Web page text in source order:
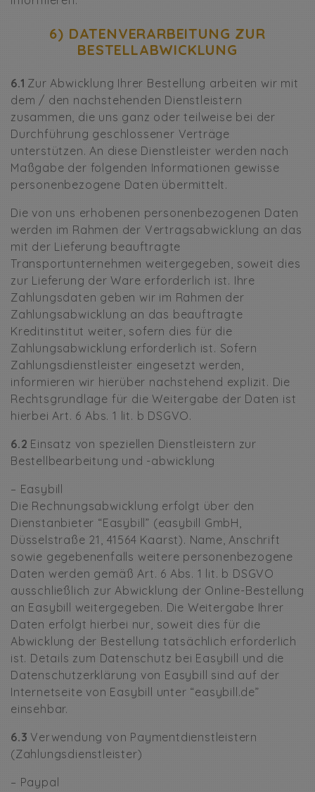
6) DATENVERARBEITUNG ZUR
BESTELLABWICKLUNG
6.1 Zur Abwicklung Ihrer Bestellung arbeiten wir mit
dem / den nachstehenden Dienstleistern
zusammen, die uns ganz oder teilweise bei der
Durchführung geschlossener Verträge
unterstützen. An diese Dienstleister werden nach
Maßgabe der folgenden Informationen gewisse
personenbezogene Daten übermittelt.
Die von uns erhobenen personenbezogenen Daten
werden im Rahmen der Vertragsabwicklung an das
mit der Lieferung beauftragte
Transportunternehmen weitergegeben, soweit dies
zur Lieferung der Ware erforderlich ist. Ihre
Zahlungsdaten geben wir im Rahmen der
Zahlungsabwicklung an das beauftragte
Kreditinstitut weiter, sofern dies für die
Zahlungsabwicklung erforderlich ist. Sofern
Zahlungsdienstleister eingesetzt werden,
informieren wir hierüber nachstehend explizit. Die
Rechtsgrundlage für die Weitergabe der Daten ist
hierbei Art. 6 Abs. 1 lit. b DSGVO.
6.2 Einsatz von speziellen Dienstleistern zur
Bestellbearbeitung und -abwicklung
– Easybill
Die Rechnungsabwicklung erfolgt über den
Dienstanbieter “Easybill” (easybill GmbH,
Düsselstraße 21, 41564 Kaarst). Name, Anschrift
sowie gegebenenfalls weitere personenbezogene
Daten werden gemäß Art. 6 Abs. 1 lit. b DSGVO
ausschließlich zur Abwicklung der Online-Bestellung
an Easybill weitergegeben. Die Weitergabe Ihrer
Daten erfolgt hierbei nur, soweit dies für die
Abwicklung der Bestellung tatsächlich erforderlich
ist. Details zum Datenschutz bei Easybill und die
Datenschutzerklärung von Easybill sind auf der
Internetseite von Easybill unter “easybill.de”
einsehbar.
6.3 Verwendung von Paymentdienstleistern
(Zahlungsdienstleister)
– Paypal